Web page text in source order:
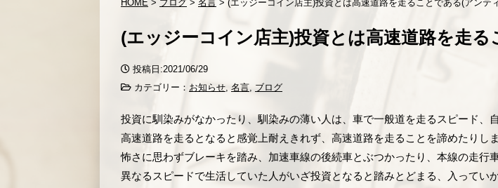
HOME > ブログ > 名言 > (エッジーコイン店主)投資とは高速道路を走ることである(アンテ
(エッジーコイン店主)投資とは高速道路を走
投稿日:2021/06/29
カテゴリー： お知らせ, 名言, ブログ
投資に馴染みがなかったり、馴染みの薄い人は、車で一般道を走るスピード
高速道路を走るとなると感覚上耐えきれず、高速道路を走ることを諦めたり
怖さに思わずブレーキを踏み、加速車線の後続車とぶつかったり、本線の走
異なるスピードで生活していた人がいざ投資となると踏みとどまる、入って